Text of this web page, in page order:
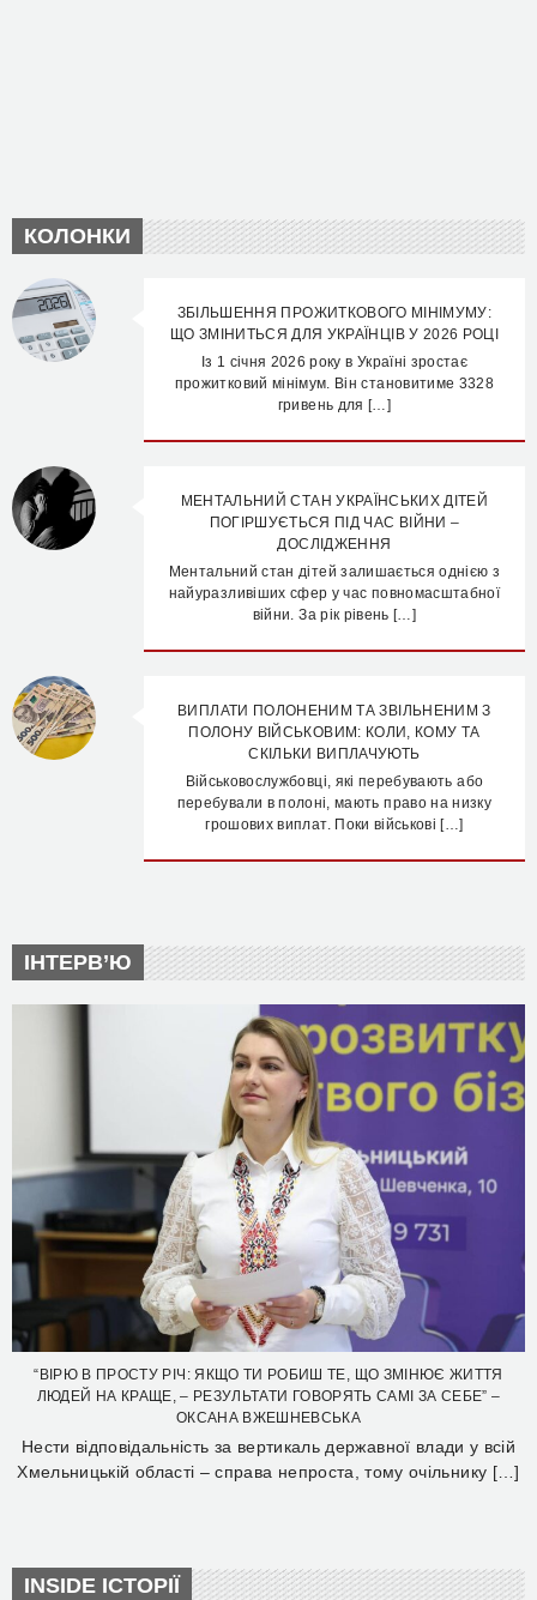
КОЛОНКИ
ЗБІЛЬШЕННЯ ПРОЖИТКОВОГО МІНІМУМУ:
ЩО ЗМІНИТЬСЯ ДЛЯ УКРАЇНЦІВ У 2026 РОЦІ
Із 1 січня 2026 року в Україні зростає
прожитковий мінімум. Він становитиме 3328
гривень для […]
МЕНТАЛЬНИЙ СТАН УКРАЇНСЬКИХ ДІТЕЙ
ПОГІРШУЄТЬСЯ ПІД ЧАС ВІЙНИ –
ДОСЛІДЖЕННЯ
Ментальний стан дітей залишається однією з
найуразливіших сфер у час повномасштабної
війни. За рік рівень […]
ВИПЛАТИ ПОЛОНЕНИМ ТА ЗВІЛЬНЕНИМ З
ПОЛОНУ ВІЙСЬКОВИМ: КОЛИ, КОМУ ТА
СКІЛЬКИ ВИПЛАЧУЮТЬ
Військовослужбовці, які перебувають або
перебували в полоні, мають право на низку
грошових виплат. Поки військові […]
ІНТЕРВ’Ю
“ВІРЮ В ПРОСТУ РІЧ: ЯКЩО ТИ РОБИШ ТЕ, ЩО ЗМІНЮЄ ЖИТТЯ
ЛЮДЕЙ НА КРАЩЕ, – РЕЗУЛЬТАТИ ГОВОРЯТЬ САМІ ЗА СЕБЕ” –
ОКСАНА ВЖЕШНЕВСЬКА
Нести відповідальність за вертикаль державної влади у всій
Хмельницькій області – справа непроста, тому очільнику […]
INSIDE ІСТОРІЇ